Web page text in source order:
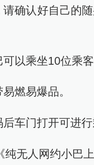
确认好自己的随
以乘坐10位乘客
燃易爆品。
车门打开可进行
纯无人网约小巴上